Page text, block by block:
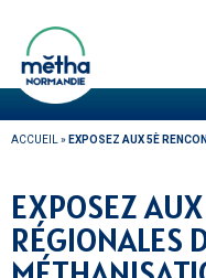
ACCUEIL» EXPOSEZ AUX 5È
EXPOSEZ
RÉGIONALES